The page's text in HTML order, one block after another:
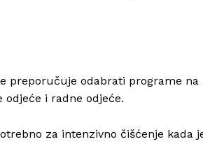
preporučuje odabrati programe na
i radne odjeće.
za intenzivno čišćenje kada